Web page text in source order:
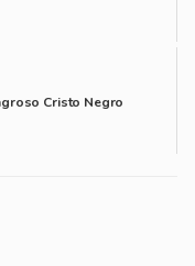
Cristo Negro